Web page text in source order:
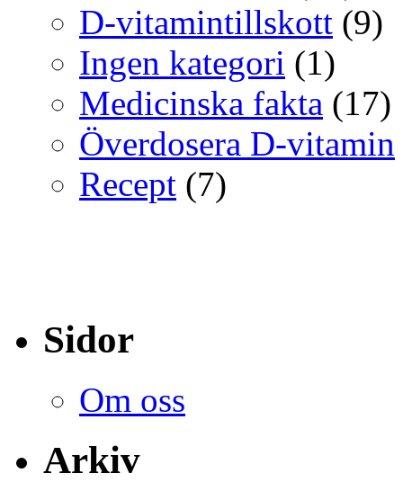
D-vitamintillskott (9)
Ingen kategori (1)
Medicinska fakta (17)
Överdosera D-vitamin
Recept (7)
Sidor
Om oss
Arkiv